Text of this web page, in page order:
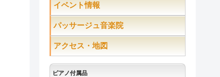
イベント情報
パッサージュ音楽院
アクセス・地図
ピアノ付属品